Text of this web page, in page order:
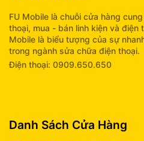
FU Mobile là chuỗi cửa hàng
thoại, mua - bán linh kiện và điện
Mobile là biểu tượng của sự
trong ngành sửa chữa điện thoại.
Điện thoại: 0909.650.650
Danh Sách Cửa Hàng